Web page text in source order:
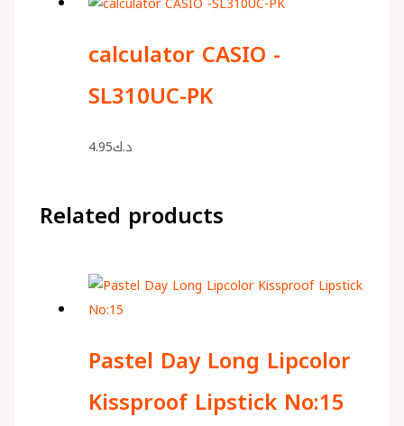
calculator CASIO -
SL310UC-PK
د.ك4.95
Related products
Pastel Day Long Lipcolor
Kissproof Lipstick No:15